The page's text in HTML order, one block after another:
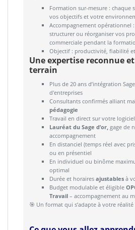
Formation sur-mesure : chaque
vos objectifs et votre
Accompagnement opérationnel
structurer ou réorganiser vos
commerciale pendant la
Objectif : productivité, fiabilité
Une expertise reconnue
terrain
Plus de 20 ans d’intégration
d'entreprises
Consultants confirmés alliant
pédagogie
Travail en direct sur votre
Lauréat du Sage d’or, gage de
accompagnement
En distanciel (temps réel avec
ou en présentiel
En individuel ou binôme
optimal
Durée et horaires ajustables à
Budget modulable et éligible
Travail – accompagnement au
🎯 Un format qui s’adapte à votre réalité